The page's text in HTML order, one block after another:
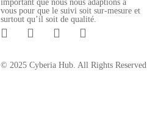
important que nous nous adaptions à
vous pour que le suivi soit sur-mesure et
surtout qu’il soit de qualité.
© 2025 Cyberia Hub. All Rights Reserved